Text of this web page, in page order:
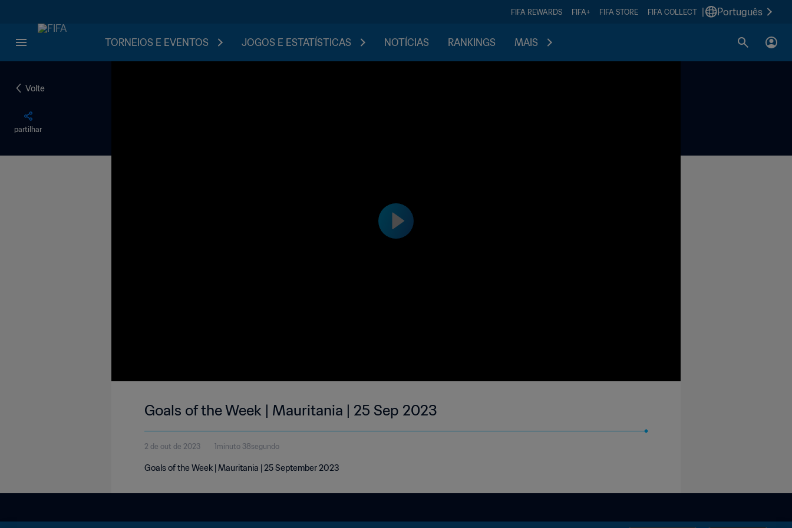
FIFA REWARDS FIFA+ FIFA STORE FIFA COLLECT Português
TORNEIOS E EVENTOS JOGOS E ESTATÍSTICAS NOTÍCIAS RANKINGS MAIS
Volte
partilhar
Goals of the Week | Mauritania | 25 Sep 2023
2 de out de 2023 1minuto 38segundo
Goals of the Week | Mauritania | 25 September 2023